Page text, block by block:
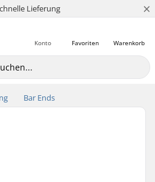
Lieferung
5+ Mio. Kunden ×
Warenkorb
Favoriten
Konto
Bar Ends